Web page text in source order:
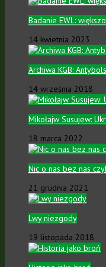
Badanie EWL:
14 kwietnia 2023
Archiwa KGB:
14 września 2018
Mikołajw Susujew:
18 marca 2022
Nic o nas bez nas
21 grudnia 2021
Lwy niezgody
19 listopada 2018